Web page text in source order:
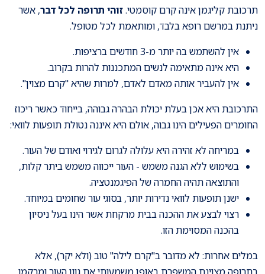
תרכובת קליגמן אינה קרם קוסמטי.זוהי תרופה לכל דבר, אשר
ניתנת במרשם רופא בלבד, ומותאמת לכל מטופל.
אין להשתמש בה יותר מ-3 חודשים ברציפות.
היא אינה מתאימה לנשים המתכננות להרות בקרוב.
אין להעביר אותה מאדם לאדם, למרות שהיא "קרם מצוין".
התרכובת היא אכן בעלת יכולת הבהרה גבוהה, בייחוד כאשר ריכוז
החומרים הפעילים הינו גבוה, אולם היא איננה נטולת תופעות לוואי:
במריחה לא זהירה היא עלולה לגרום לגירוי ואודם של העור.
בשימוש ללא הגנה משמש - העור ייכווה משמש ביתר קלות,
והתוצאה תהיה החמרה של הפיגמנטציה.
ישנן תופעות לוואי נדירות יותר, בסוגי עור שחומים במיוחד.
רצוי לבצע את ההכנה בבית מרקחת אשר הינו בעל ניסיון
בהכנה המסוימת הזו.
במלים אחרות: לא מדובר ב"קרם לילה" טוב (ולא יקר), אלא